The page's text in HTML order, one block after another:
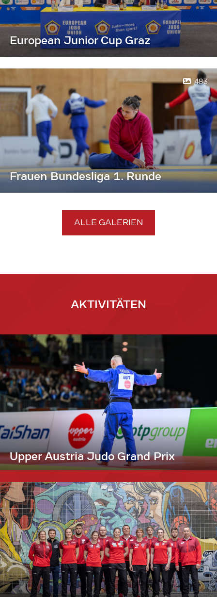
European Junior Cup Graz
483
Frauen Bundesliga 1. Runde
ALLE GALERIEN
AKTIVITÄTEN
Upper Austria Judo Grand Prix